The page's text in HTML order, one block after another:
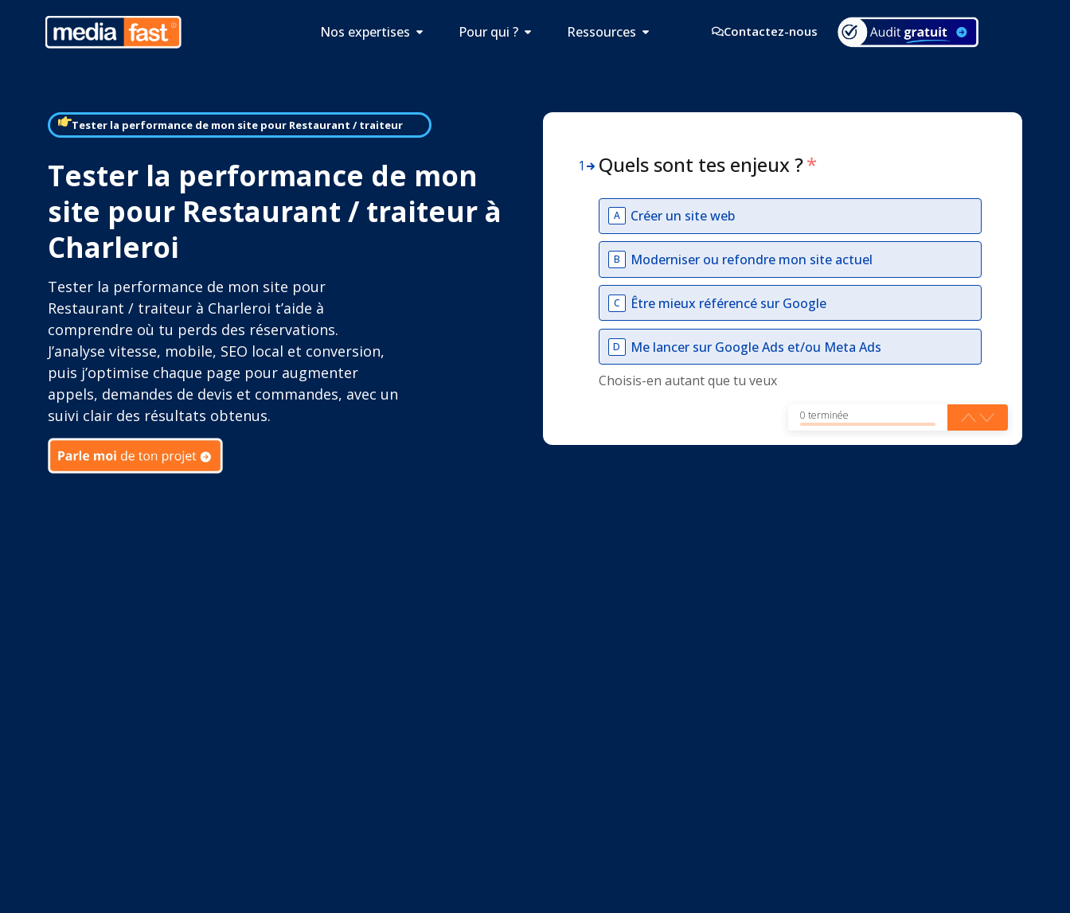
Nos expertises Pour qui ? Ressources Contactez-nous
Tester la performance de mon site pour Restaurant / traiteur
Tester la performance de mon
site pour Restaurant / traiteur à
Charleroi
Tester la performance de mon site pour
Restaurant / traiteur à Charleroi t’aide à
comprendre où tu perds des réservations.
J’analyse vitesse, mobile, SEO local et conversion,
puis j’optimise chaque page pour augmenter
appels, demandes de devis et commandes, avec un
suivi clair des résultats obtenus.
1 Quels sont tes enjeux ?*
A Créer un site web
B Moderniser ou refondre mon site actuel
C Être mieux référencé sur Google
D
Me lancer sur Google Ads et/ou Meta Ads
Choisis-en autant que tu veux
0 terminée